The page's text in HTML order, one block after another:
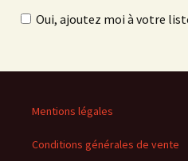
Oui, ajoutez moi à votre
Mentions légales
Conditions générales de vente